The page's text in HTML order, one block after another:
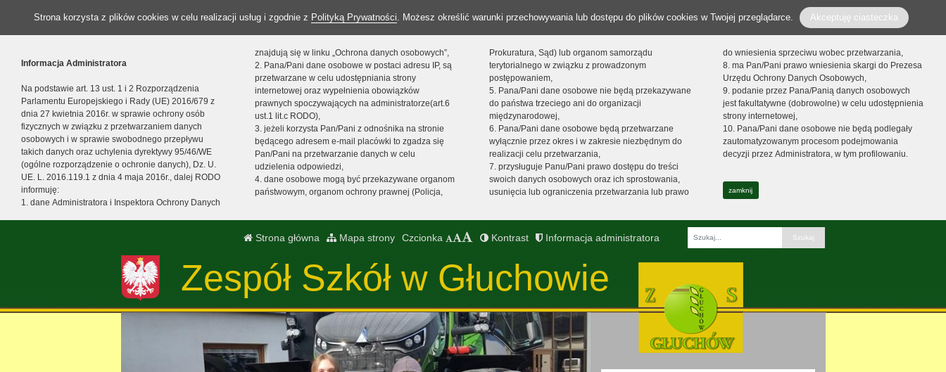
Strona korzysta z plików cookies w celu realizacji usług i zgodnie z Polityką Prywatności. Możesz określić warunki przechowywania lub dostępu do plików cookies w Twojej przeglądarce. Akceptuję ciasteczka
Informacja Administratora
Na podstawie art. 13 ust. 1 i 2 Rozporządzenia
Parlamentu Europejskiego i Rady (UE) 2016/679 z
dnia 27 kwietnia 2016r. w sprawie ochrony osób
fizycznych w związku z przetwarzaniem danych
osobowych i w sprawie swobodnego przepływu
takich danych oraz uchylenia dyrektywy 95/46/WE
(ogólne rozporządzenie o ochronie danych), Dz. U.
UE. L. 2016.119.1 z dnia 4 maja 2016r., dalej RODO
informuję:
1. dane Administratora i Inspektora Ochrony Danych
znajdują się w linku „Ochrona danych osobowych”,
2. Pana/Pani dane osobowe w postaci adresu IP, są
przetwarzane w celu udostępniania strony
internetowej oraz wypełnienia obowiązków
prawnych spoczywających na administratorze(art.6
ust.1 lit.c RODO),
3. jeżeli korzysta Pan/Pani z odnośnika na stronie
będącego adresem e-mail placówki to zgadza się
Pan/Pani na przetwarzanie danych w celu
udzielenia odpowiedzi,
4. dane osobowe mogą być przekazywane organom
państwowym, organom ochrony prawnej (Policja,
Prokuratura, Sąd) lub organom samorządu
terytorialnego w związku z prowadzonym
postępowaniem,
5. Pana/Pani dane osobowe nie będą przekazywane
do państwa trzeciego ani do organizacji
międzynarodowej,
6. Pana/Pani dane osobowe będą przetwarzane
wyłącznie przez okres i w zakresie niezbędnym do
realizacji celu przetwarzania,
7. przysługuje Panu/Pani prawo dostępu do treści
swoich danych osobowych oraz ich sprostowania,
usunięcia lub ograniczenia przetwarzania lub prawo
do wniesienia sprzeciwu wobec przetwarzania,
8. ma Pan/Pani prawo wniesienia skargi do Prezesa
Urzędu Ochrony Danych Osobowych,
9. podanie przez Pana/Panią danych osobowych
jest fakultatywne (dobrowolne) w celu udostępnienia
strony internetowej,
10. Pana/Pani dane osobowe nie będą podlegały
zautomatyzowanym procesom podejmowania
decyzji przez Administratora, w tym profilowaniu.
zamknij
Strona główna Mapa strony Czcionka Kontrast Informacja administratora
Fraza
Zespół Szkół w Głuchowie